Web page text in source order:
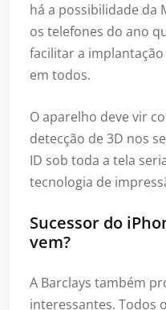
há a possibilidade da
os telefones do ano
facilitar a
em todos.
O aparelho deve vir
detecção de 3D nos
ID sob toda a tela
tecnologia de
Sucessor do
vem?
A Barclays também
interessantes. Todos